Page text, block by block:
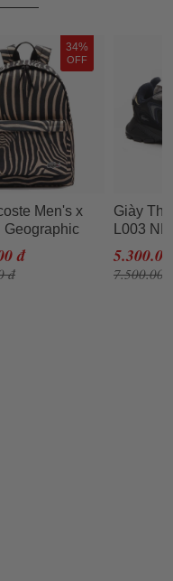
34%
OFF
Men's x
Geographic
Backpack
Màu
đ
đ
Giày
L003
Màu